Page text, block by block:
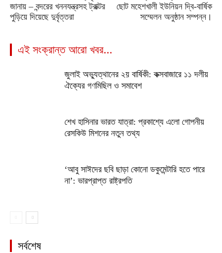
জানায় – বন্দরের খননযন্ত্রসহ ট্রাক্টর
পুড়িয়ে দিয়েছে দুর্বৃত্তরা
ছোট মহেশখালী ইউনিয়ন দ্বি-বার্ষিক
সম্মেলন অনুষ্ঠান সম্পন্ন।
এই সংক্রান্ত আরো খবর...
জুলাই অভ্যুত্থানের ২য় বার্ষিকী: কক্সবাজারে ১১ দলীয়
ঐক্যের গণমিছিল ও সমাবেশ
শেখ হাসিনার ভারত যাত্রা: প্রকাশ্যে এলো গোপনীয়
রেসকিউ মিশনের নতুন তথ্য
‘আবু সাঈদের ছবি ছাড়া কোনো ডকুমেন্টারি হতে পারে
না’: ভারপ্রাপ্ত রাষ্ট্রপতি
সর্বশেষ